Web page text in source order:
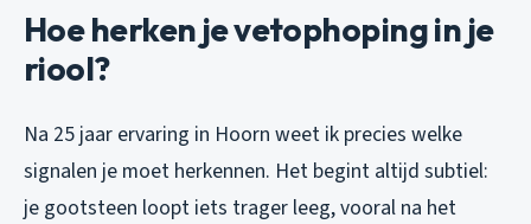
Hoe herken je vetophoping in je
riool?
Na 25 jaar ervaring in Hoorn weet ik precies welke
signalen je moet herkennen. Het begint altijd subtiel:
je gootsteen loopt iets trager leeg, vooral na het